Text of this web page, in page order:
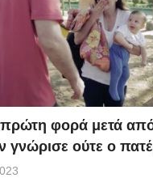
πρώτη φορά μετά
γνώρισε ούτε ο